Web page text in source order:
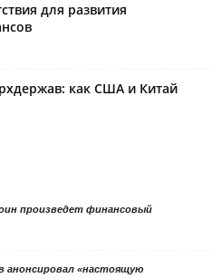
для развития
как США и Китай
произведет финансовый
анонсировал «настоящую